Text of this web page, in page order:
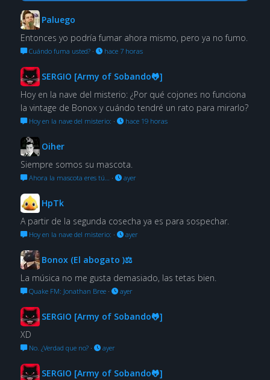
Paluego
Entonces yo podría fumar ahora mismo, pero ya no fumo.
Cuándo fuma usted?· hace 7 horas
SERGIO [Army of Sobando🐸]
Hoy en la nave del misterio: ¿Por qué cojones no funciona
la vintage de Bonox y cuándo tendré un rato para mirarlo?
Hoy en la nave del misterio: · hace 19 horas
Oiher
Siempre somos su mascota.
Ahora la mascota eres tú… · ayer
HpTk
A partir de la segunda cosecha ya es para sospechar.
Hoy en la nave del misterio: · ayer
Bonox (El abogato )⚖
La música no me gusta demasiado, las tetas bien.
Quake FM: Jonathan Bree· ayer
SERGIO [Army of Sobando🐸]
XD
No. ¿Verdad que no?· ayer
SERGIO [Army of Sobando🐸]